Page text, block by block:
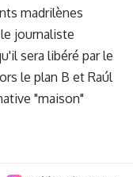
madrilènes
journaliste
sera libéré par le
le plan B et Raúl
"maison"